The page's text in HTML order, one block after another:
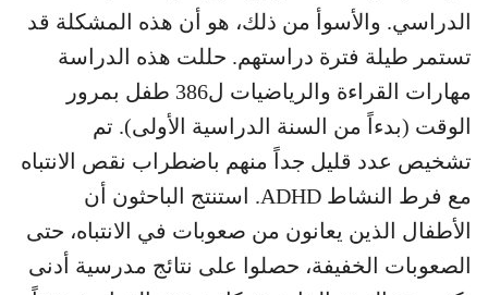
الدراسي. والأسوأ من ذلك، هو أن هذه المشكلة قد
تستمر طيلة فترة دراستهم. حللت هذه الدراسة
مهارات القراءة والرياضيات ل386 طفل بمرور
الوقت (بدءاً من السنة الدراسية الأولى). تم
تشخيص عدد قليل جداً منهم باضطراب نقص الانتباه
مع فرط النشاط ADHD. استنتج الباحثون أن
الأطفال الذين يعانون من صعوبات في الانتباه، حتى
الصعوبات الخفيفة، حصلوا على نتائج مدرسية أدنى